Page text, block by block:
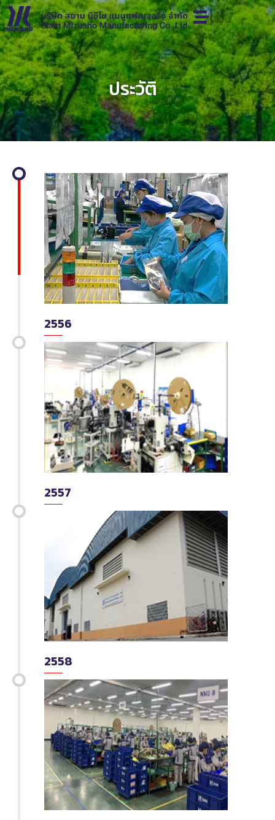
ประวัติ
2556
-กันยายน
ก่อตั้งบริษัท (ตำบลอ้อมน้อย ซอย เพชรเกษม 95)
-ตุลาคมได้รับใบอนุญาตประกอบธุรกิจ BOI (ชิ้นส่วนไฟฟ้า)
เริ่มการผลิต
ชุดสายไฟ ETC (Anden)
2557
เริ่มผลิต ชุดสายไฟ Lead wire sub assy (MAMM)
กุมภาพันธ์เริ่มผลิตชุดสายไฟเซ็นเซอร์ที่นั่ง (SA)
สิงหาคมเริ่มผลิตชุดสายไฟเซ็นเซอร์ที่นั่ง (Al)
2558
มิถุนายนย้ายที่ตั้งไปยัง ตำบลอ้อมน้อย ซอยเพชรเกษม 122
-กรกฎาคมได้มาตรฐาน ISO 9001: 2008